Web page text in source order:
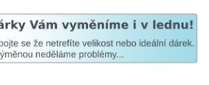
taképůjčovna pro celou ČR a